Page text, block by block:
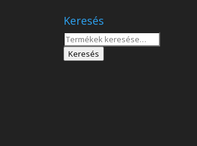
Keresés
Keresés
Keresés